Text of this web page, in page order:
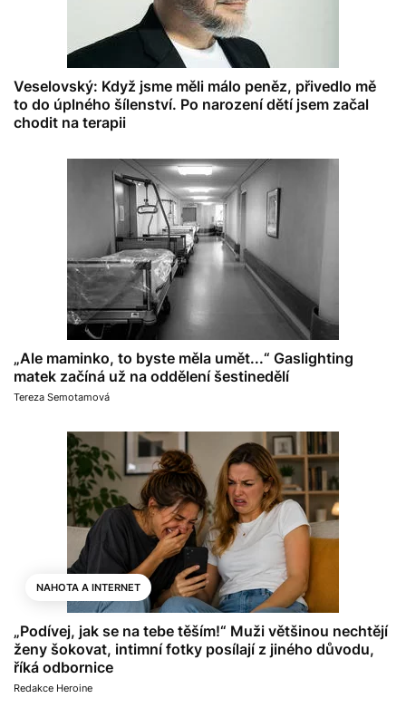
Veselovský: Když jsme měli málo peněz, přivedlo mě
to do úplného šílenství. Po narození dětí jsem začal
chodit na terapii
„Ale maminko, to byste měla umět...“ Gaslighting
matek začíná už na oddělení šestinedělí
Tereza Semotamová
NAHOTA A INTERNET
„Podívej, jak se na tebe těším!“ Muži většinou nechtějí
ženy šokovat, intimní fotky posílají z jiného důvodu,
říká odbornice
Redakce Heroine